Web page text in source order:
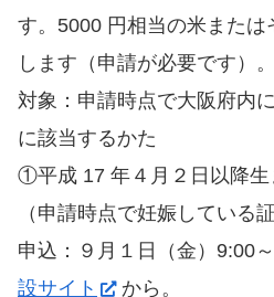
す。5000 円相当の米また
します（申請が必要です）。
対象：申請時点で大阪府内
に該当するかた
①平成 17 年４月２日以降
（申請時点で妊娠している
申込：９月１日（金）9:00
設サイト
から。